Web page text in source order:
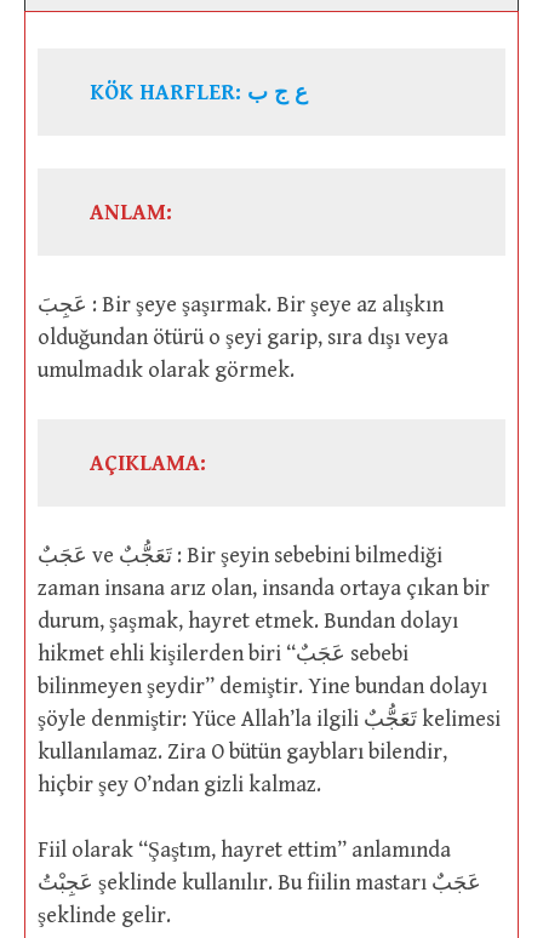
KÖK HARFLER: ع ج ب
ANLAM:
عَجِبَ : Bir şeye şaşırmak. Bir şeye az alışkın
olduğundan ötürü o şeyi garip, sıra dışı veya
umulmadık olarak görmek.
AÇIKLAMA:
عَجَبٌ ve تَعَجُّبٌ : Bir şeyin sebebini bilmediği
zaman insana arız olan, insanda ortaya çıkan bir
durum, şaşmak, hayret etmek. Bundan dolayı
hikmet ehli kişilerden biri “عَجَبٌ sebebi
bilinmeyen şeydir” demiştir. Yine bundan dolayı
şöyle denmiştir: Yüce Allah’la ilgili تَعَجُّبٌ kelimesi
kullanılamaz. Zira O bütün gaybları bilendir,
hiçbir şey O’ndan gizli kalmaz.
Fiil olarak “Şaştım, hayret ettim” anlamında
عَجِبْتُ şeklinde kullanılır. Bu fiilin mastarı عَجَبٌ
şeklinde gelir.